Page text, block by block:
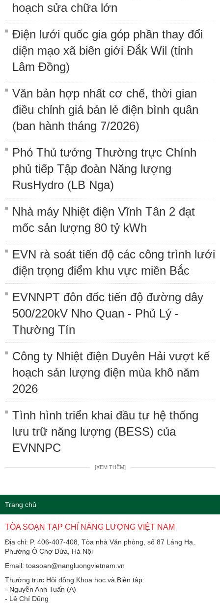
hoạch sửa chữa lớn
Điện lưới quốc gia góp phần thay đổi
diện mạo xã biên giới Đắk Wil (tỉnh
Lâm Đồng)
Văn bản hợp nhất cơ chế, thời gian
điều chỉnh giá bán lẻ điện bình quân
(ban hành tháng 7/2026)
Phó Thủ tướng Thường trực Chính
phủ tiếp Tập đoàn Năng lượng
RusHydro (LB Nga)
Nhà máy Nhiệt điện Vĩnh Tân 2 đạt
mốc sản lượng 80 tỷ kWh
EVN rà soát tiến độ các công trình lưới
điện trọng điểm khu vực miền Bắc
EVNNPT đôn đốc tiến độ đường dây
500/220kV Nho Quan - Phủ Lý -
Thường Tín
Công ty Nhiệt điện Duyên Hải vượt kế
hoạch sản lượng điện mùa khô năm
2026
Tình hình triển khai đầu tư hệ thống
lưu trữ năng lượng (BESS) của
EVNNPC
[XEM THÊM]
Trang chủ
TÒA SOẠN TẠP CHÍ NĂNG LƯỢNG VIỆT NAM
Địa chỉ: P. 406-407-408, Tòa nhà Văn phòng, số 87 Láng Hạ,
Phường Ô Chợ Dừa, Hà Nội
Email: toasoan@nangluongvietnam.vn
Thường trực Hội đồng Khoa học và Biên tập:
​​​​​​- Nguyễn Anh Tuấn (A)
- Lê Chí Dũng